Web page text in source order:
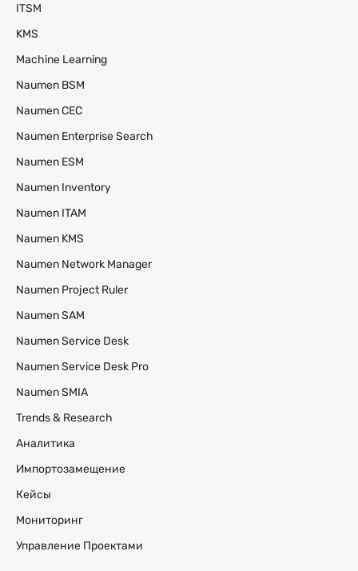
ITSM
KMS
Machine Learning
Naumen BSM
Naumen CEC
Naumen Enterprise Search
Naumen ESM
Naumen Inventory
Naumen ITAM
Naumen KMS
Naumen Network Manager
Naumen Project Ruler
Naumen SAM
Naumen Service Desk
Naumen Service Desk Pro
Naumen SMIA
Trends & Research
Аналитика
Импортозамещение
Кейсы
Мониторинг
Управление Проектами